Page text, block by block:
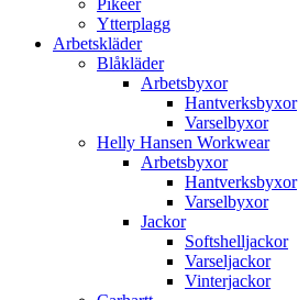
Pikéer
Ytterplagg
Arbetskläder
Blåkläder
Arbetsbyxor
Hantverksbyxor
Varselbyxor
Helly Hansen Workwear
Arbetsbyxor
Hantverksbyxor
Varselbyxor
Jackor
Softshelljackor
Varseljackor
Vinterjackor